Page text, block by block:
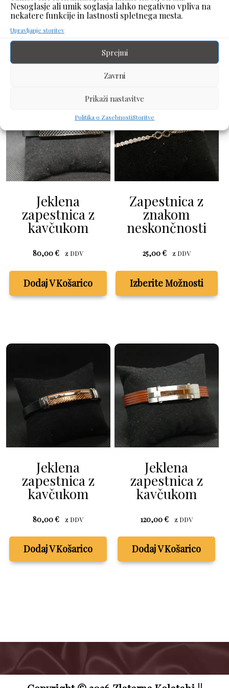
Nesoglasje ali umik soglasja lahko negativno vpliva na
nekatere funkcije in lastnosti spletnega mesta.
Upravljanje storitev
Sprejmi
Zavrni
Prikaži nastavitve
Politika o ZasebnostiStoritve
tudi za bolj urejene priložnosti. Zanesljiv in stilski modni
dodatek.
Jeklena
zapestnica z
kavčukom
80,00€ z DDV
Dodaj V Košarico
Zapestnica z
znakom
neskončnosti
25,00€ z DDV
Izberite Možnosti
Jeklena
zapestnica z
kavčukom
80,00€ z DDV
Dodaj V Košarico
Jeklena
zapestnica z
kavčukom
120,00€ z DDV
Dodaj V Košarico